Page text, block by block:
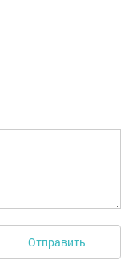
Отправить